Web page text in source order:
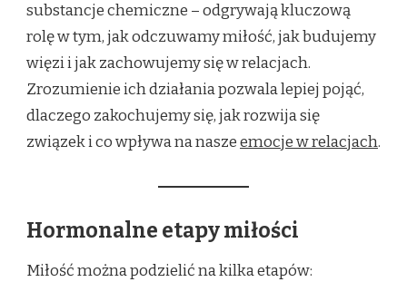
substancje chemiczne – odgrywają kluczową
rolę w tym, jak odczuwamy miłość, jak budujemy
więzi i jak zachowujemy się w relacjach.
Zrozumienie ich działania pozwala lepiej pojąć,
dlaczego zakochujemy się, jak rozwija się
związek i co wpływa na naszeemocje w relacjach.
Hormonalne etapy miłości
Miłość można podzielić na kilka etapów: